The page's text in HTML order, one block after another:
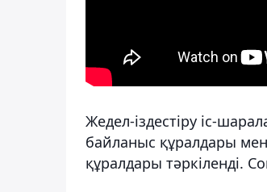
Жедел-іздестіру іс-
байланыс құралдары
құралдары тәркіленді.